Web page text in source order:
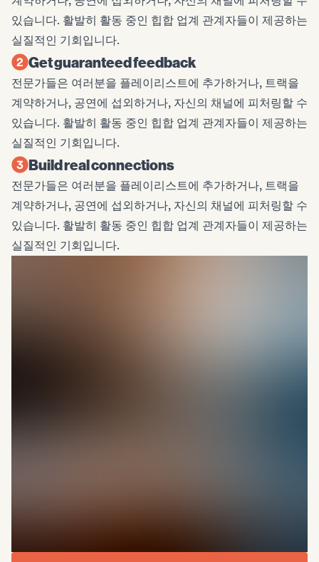
있습니다. 활발히 활동 중인 힙합 업계 관계자들이 제공하는
실질적인 기회입니다.
Get guaranteed feedback
전문가들은 여러분을 플레이리스트에 추가하거나, 트랙을
계약하거나, 공연에 섭외하거나, 자신의 채널에 피처링할 수
있습니다. 활발히 활동 중인 힙합 업계 관계자들이 제공하는
실질적인 기회입니다.
Build real connections
전문가들은 여러분을 플레이리스트에 추가하거나, 트랙을
계약하거나, 공연에 섭외하거나, 자신의 채널에 피처링할 수
있습니다. 활발히 활동 중인 힙합 업계 관계자들이 제공하는
실질적인 기회입니다.